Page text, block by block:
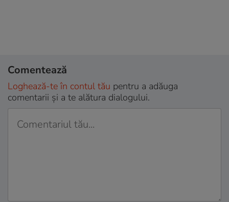
Comentează
Loghează-te în contul tău pentru a adăuga
comentarii și a te alătura dialogului.